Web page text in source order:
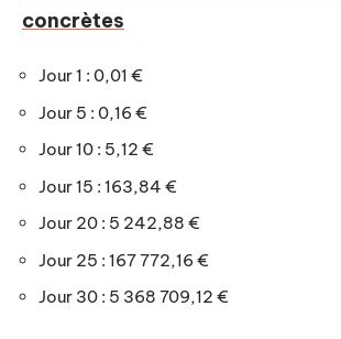
concrètes
Jour 1 : 0,01 €
Jour 5 : 0,16 €
Jour 10 : 5,12 €
Jour 15 : 163,84 €
Jour 20 : 5 242,88 €
Jour 25 : 167 772,16 €
Jour 30 : 5 368 709,12 €